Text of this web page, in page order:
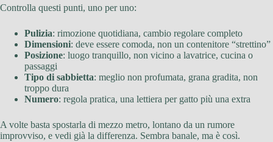
Controlla questi punti, uno per uno:
Pulizia: rimozione quotidiana, cambio regolare completo
Dimensioni: deve essere comoda, non un contenitore “strettino”
Posizione: luogo tranquillo, non vicino a lavatrice, cucina o
passaggi
Tipo di sabbietta: meglio non profumata, grana gradita, non
troppo dura
Numero: regola pratica, una lettiera per gatto più una extra
A volte basta spostarla di mezzo metro, lontano da un rumore
improvviso, e vedi già la differenza. Sembra banale, ma è così.